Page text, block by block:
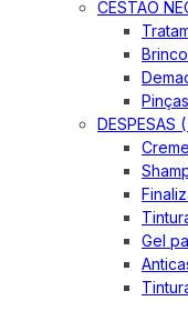
CESTÃO
Pinças
DESPESAS
Gel